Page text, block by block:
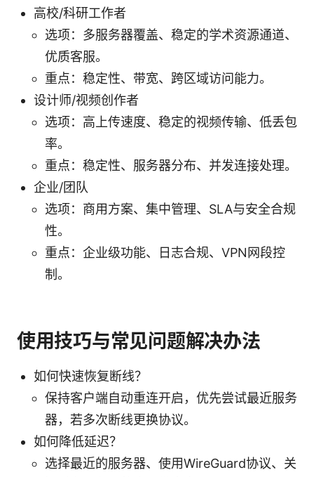
高校/科研工作者
选项：多服务器覆盖、稳定的学术资源通道、
优质客服。
重点：稳定性、带宽、跨区域访问能力。
设计师/视频创作者
选项：高上传速度、稳定的视频传输、低丢包
率。
重点：稳定性、服务器分布、并发连接处理。
企业/团队
选项：商用方案、集中管理、SLA与安全合规
性。
重点：企业级功能、日志合规、VPN网段控
制。
使用技巧与常见问题解决办法
如何快速恢复断线？
保持客户端自动重连开启，优先尝试最近服务
器，若多次断线更换协议。
如何降低延迟？
选择最近的服务器、使用WireGuard协议、关